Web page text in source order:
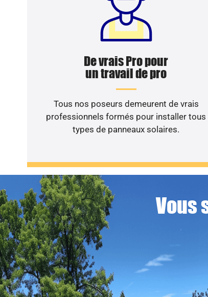
De vrais Pro pour
un travail de pro
Tous nos poseurs demeurent de vrais
professionnels formés pour installer tous
types de panneaux solaires.
Vous